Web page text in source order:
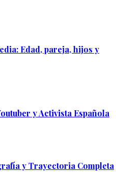
Edad, pareja, hijos y
y Activista Española
y Trayectoria Completa